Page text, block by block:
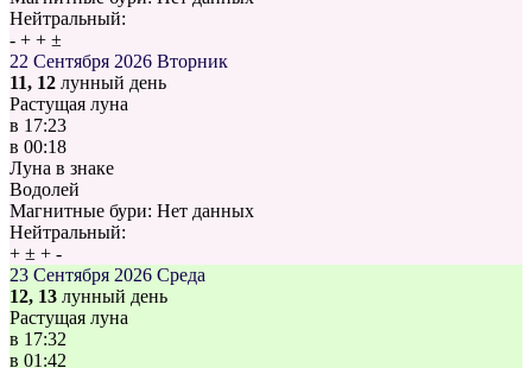
Нейтральный:
- + + ±
22 Сентября 2026 Вторник
11, 12 лунный день
Растущая луна
в 17:23
в 00:18
Луна в знаке
Водолей
Магнитные бури: Нет данных
Нейтральный:
+ ± + -
23 Сентября 2026 Среда
12, 13 лунный день
Растущая луна
в 17:32
в 01:42